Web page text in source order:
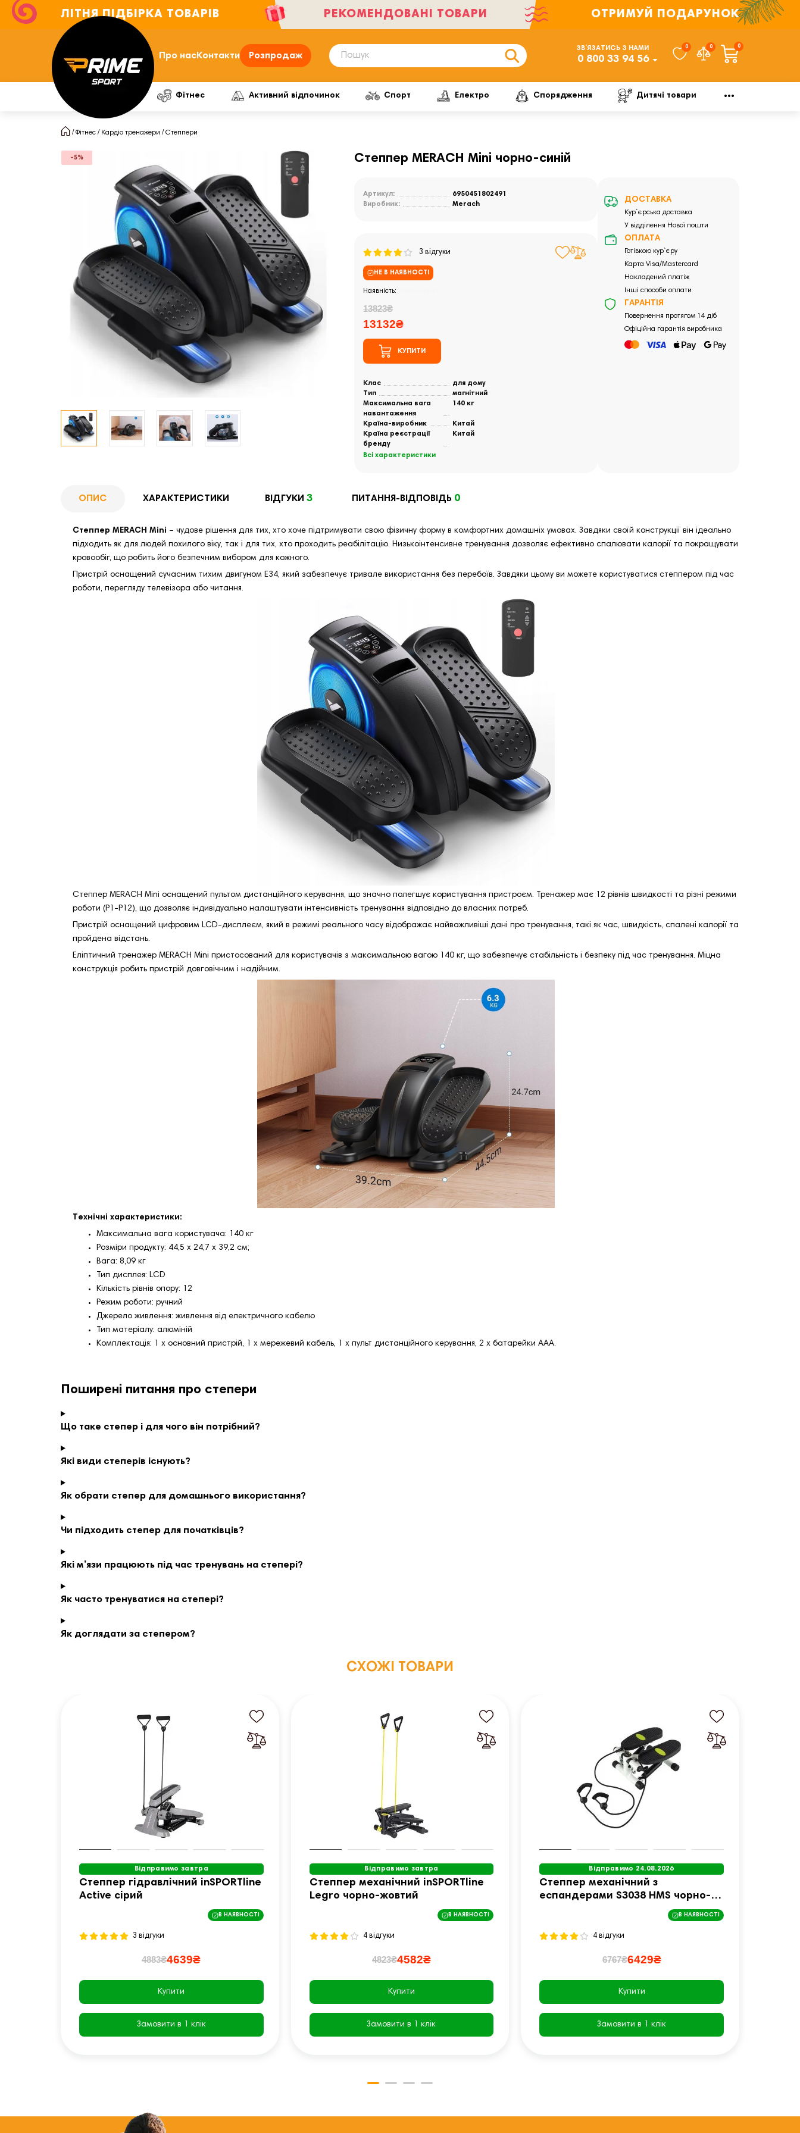
ЛІТНЯ ПІДБІРКА ТОВАРІВ РЕКОМЕНДОВАНІ ТОВАРИ ОТРИМУЙ ПОДАРУНОК
Про насКонтакти Розпродаж
ЗВ’ЯЗАТИСЬ З НАМИ
0 800 33 94 56
0 0 0
Фітнес Активний відпочинок Спорт Електро Спорядження Дитячі товари
Фітнес Кардіо тренажери Степпери
-5% Степпер MERACH Mini чорно-синій
Артикул:
6950451802491
Виробник:
Merach
3 відгуки
НЕ В НАЯВНОСТІ
13823₴
13132₴
КУПИТИ
Клас
для дому
Тип
магнітний
Максимальна вага
навантаження
140 кг
Країна-виробник
Китай
Країна реєстрації
бренду
Китай
Всі характеристики
ДОСТАВКА
Кур`єрська доставка
У відділення Нової пошти
ОПЛАТА
Готівкою кур`єру
Карта Visa/Mastercard
Накладений платіж
Інші способи оплати
ГАРАНТІЯ
Повернення протягом 14 діб
Офіційна гарантія виробника
ОПИС ХАРАКТЕРИСТИКИ ВІДГУКИ 3 ПИТАННЯ-ВІДПОВІДЬ 0
Степпер MERACH Mini – чудове рішення для тих, хто хоче підтримувати свою фізичну форму в комфортних домашніх умовах. Завдяки своїй конструкції він ідеально
підходить як для людей похилого віку, так і для тих, хто проходить реабілітацію. Низькоінтенсивне тренування дозволяє ефективно спалювати калорії та покращувати
кровообіг, що робить його безпечним вибором для кожного.
Пристрій оснащений сучасним тихим двигуном E34, який забезпечує тривале використання без перебоїв. Завдяки цьому ви можете користуватися степпером під час
роботи, перегляду телевізора або читання.
Степпер MERACH Mini оснащений пультом дистанційного керування, що значно полегшує користування пристроєм. Тренажер має 12 рівнів швидкості та різні режими
роботи (P1-P12), що дозволяє індивідуально налаштувати інтенсивність тренування відповідно до власних потреб.
Пристрій оснащений цифровим LCD-дисплеєм, який в режимі реального часу відображає найважливіші дані про тренування, такі як час, швидкість, спалені калорії та
пройдена відстань.
Еліптичний тренажер MERACH Mini пристосований для користувачів з максимальною вагою 140 кг, що забезпечує стабільність і безпеку під час тренування. Міцна
конструкція робить пристрій довговічним і надійним.
Технічні характеристики:
Максимальна вага користувача: 140 кг
Розміри продукту: 44,5 x 24,7 x 39,2 см;
Вага: 8,09 кг
Тип дисплея: LCD
Кількість рівнів опору: 12
Режим роботи: ручний
Джерело живлення: живлення від електричного кабелю
Тип матеріалу: алюміній
Комплектація: 1 x основний пристрій, 1 x мережевий кабель, 1 x пульт дистанційного керування, 2 x батарейки AAA.
Поширені питання про степери
Що таке степер і для чого він потрібний?
Які види степерів існують?
Як обрати степер для домашнього використання?
Чи підходить степер для початківців?
Які м’язи працюють під час тренувань на степері?
Як часто тренуватися на степері?
Як доглядати за степером?
СХОЖІ ТОВАРИ
Відправимо завтра
Степпер гідравлічний inSPORTline
Active сірий
В НАЯВНОСТІ
3 відгуки
4883₴4639₴
Купити
Замовити в 1 клік
Відправимо завтра
Степпер механічний inSPORTline
Legro чорно-жовтий
В НАЯВНОСТІ
4 відгуки
4823₴4582₴
Купити
Замовити в 1 клік
Відправимо 24.08.2026
Степпер механічний з
еспандерами S3038 HMS чорно-
В НАЯВНОСТІ
4 відгуки
6767₴6429₴
Купити
Замовити в 1 клік